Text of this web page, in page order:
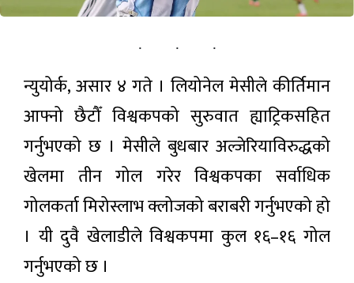
आकर्षण,
एकै वर्षमा
चलचित्र
‘झिँगेदाउ–
राष्ट्रिय सभा
बैठक
बुधबारसम्मका
लागि स्थगित
वीरगन्ज
नाकाबाट
ग्यास
आयात
बढ्यो,
नआत्तिन
आयल
५ घण्टा अगाडी
प्रतिनिधिसभा
न्युयोर्क, असार ४ गते । लियोनेल मेसीले कीर्तिमान
आफ्नो छैटौँ विश्वकपको सुरुवात ह्याट्रिकसहित
गर्नुभएको छ । मेसीले बुधबार अल्जेरियाविरुद्धको
खेलमा तीन गोल गरेर विश्वकपका सर्वाधिक
गोलकर्ता मिरोस्लाभ क्लोजको बराबरी गर्नुभएको हो
। यी दुवै खेलाडीले विश्वकपमा कुल १६–१६ गोल
गर्नुभएको छ ।